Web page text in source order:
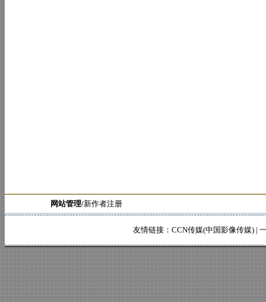
网站管理/新作者注册
友情链接： CCN传媒(中国影像传媒) |